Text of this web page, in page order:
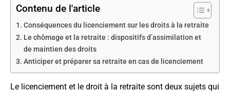
Contenu de l'article
Conséquences du licenciement sur les droits à la retraite
Le chômage et la retraite : dispositifs d’assimilation et
de maintien des droits
Anticiper et préparer sa retraite en cas de licenciement
Le licenciement et le droit à la retraite sont deux sujets qui